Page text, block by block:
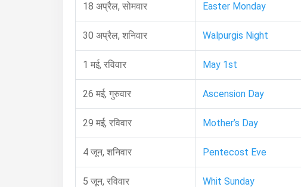
18 अप्रैल, सोमवार Easter Monday
30 अप्रैल, शनिवार Walpurgis Night
1 मई, रविवार May 1st
26 मई, गुरुवार Ascension Day
29 मई, रविवार Mother’s Day
4 जून, शनिवार Pentecost Eve
5 जून, रविवार Whit Sunday